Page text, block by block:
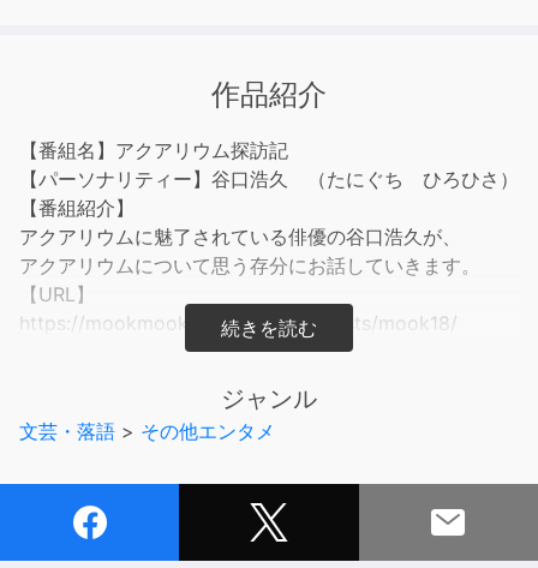
作品紹介
【番組名】アクアリウム探訪記
【パーソナリティー】谷口浩久 （たにぐち ひろひさ）
【番組紹介】
アクアリウムに魅了されている俳優の谷口浩久が、
アクアリウムについて思う存分にお話していきます。
【URL】
https://mookmookradio.com/podcasts/mook18/
【制作】mookmook radio（ムックムックラジオ）
ジャンル
文芸・落語 > その他エンタメ